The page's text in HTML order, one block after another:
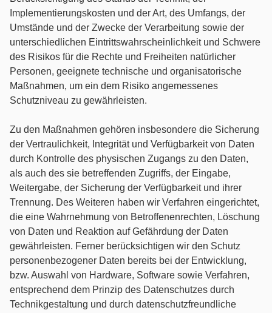
Implementierungskosten und der Art, des Umfangs, der
Umstände und der Zwecke der Verarbeitung sowie der
unterschiedlichen Eintrittswahrscheinlichkeit und Schwere
des Risikos für die Rechte und Freiheiten natürlicher
Personen, geeignete technische und organisatorische
Maßnahmen, um ein dem Risiko angemessenes
Schutzniveau zu gewährleisten.
Zu den Maßnahmen gehören insbesondere die Sicherung
der Vertraulichkeit, Integrität und Verfügbarkeit von Daten
durch Kontrolle des physischen Zugangs zu den Daten,
als auch des sie betreffenden Zugriffs, der Eingabe,
Weitergabe, der Sicherung der Verfügbarkeit und ihrer
Trennung. Des Weiteren haben wir Verfahren eingerichtet,
die eine Wahrnehmung von Betroffenenrechten, Löschung
von Daten und Reaktion auf Gefährdung der Daten
gewährleisten. Ferner berücksichtigen wir den Schutz
personenbezogener Daten bereits bei der Entwicklung,
bzw. Auswahl von Hardware, Software sowie Verfahren,
entsprechend dem Prinzip des Datenschutzes durch
Technikgestaltung und durch datenschutzfreundliche